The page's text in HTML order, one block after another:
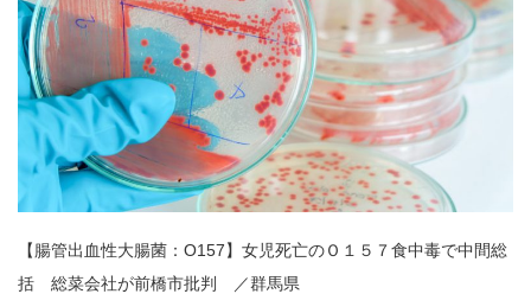
【腸管出血性大腸菌：O157】女児死亡のＯ１５７食中毒で中間総
括 総菜会社が前橋市批判 ／群馬県